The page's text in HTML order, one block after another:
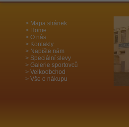
Mapa stránek
Home
O nás
Kontakty
Napište nám
Speciální slevy
Galerie sportovců
Velkoobchod
Vše o nákupu